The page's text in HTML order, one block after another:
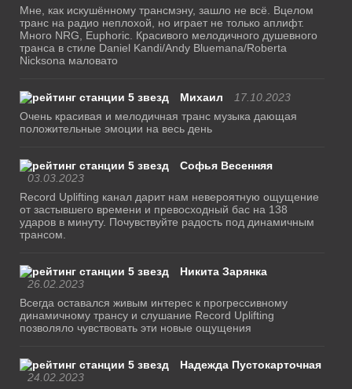
Мне, как искушённому трансмэну, зашло не всё. Вцелом
транс на радио неплохой, но играет не только аплифт.
Много NRG, Euphoric. Красивого мелодичного душевного
транса в стиле Daniel Kandi/Andy Bluemana/Roberta
Nicksona маловато
Михаил
17.10.2023
Очень красивая и мелодичная транс музыка дающая
положительные эмоции на весь день
Софья Весенняя
03.03.2023
Record Uplifting канал дарит нам невероятную ощущение
от застывшего времени и превосходный бас на 138
ударов в минуту. Почувствуйте радость под динамичным
трансом.
Никита Зарянка
26.02.2023
Всегда оставался живым интерес к прогрессивному
динамичному трансу и слушание Record Uplifting
позволяло чувствовать эти новые ощущения
Надежда Пустокарточная
24.02.2023